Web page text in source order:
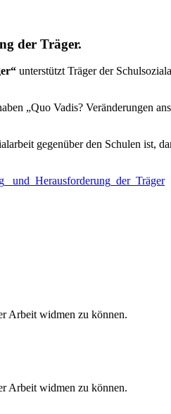
der Träger.
unterstützt Träger der
„Quo Vadis? Veränderungen
gegenüber den Schulen ist,
und_Herausforderung_der_Träger
Arbeit widmen zu können.
Arbeit widmen zu können.